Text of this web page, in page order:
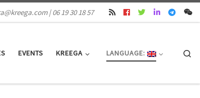
| 06 19 30 18 57
EVENTS KREEGA LANGUAGE: